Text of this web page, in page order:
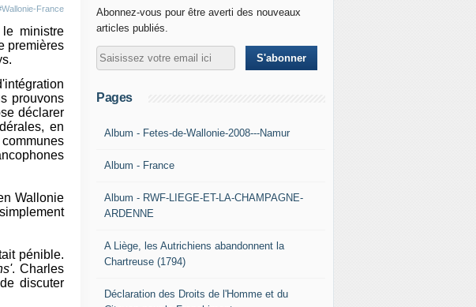
France
ministre
premières
prouvons
déclarer
en
Wallonie
pénible.
. Charles
discuter
Abonnez-vous pour être averti des nouveaux
articles publiés.
Pages
Album - Fetes-de-Wallonie-2008---Namur
Album - France
Album - RWF-LIEGE-ET-LA-CHAMPAGNE-
ARDENNE
A Liège, les Autrichiens abandonnent la
Chartreuse (1794)
Déclaration des Droits de l'Homme et du